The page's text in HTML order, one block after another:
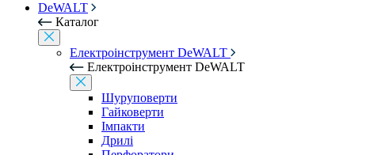
DeWALT
Каталог
Електроінструмент DeWALT
Електроінструмент DeWALT
Шуруповерти
Гайковерти
Імпакти
Дрилі